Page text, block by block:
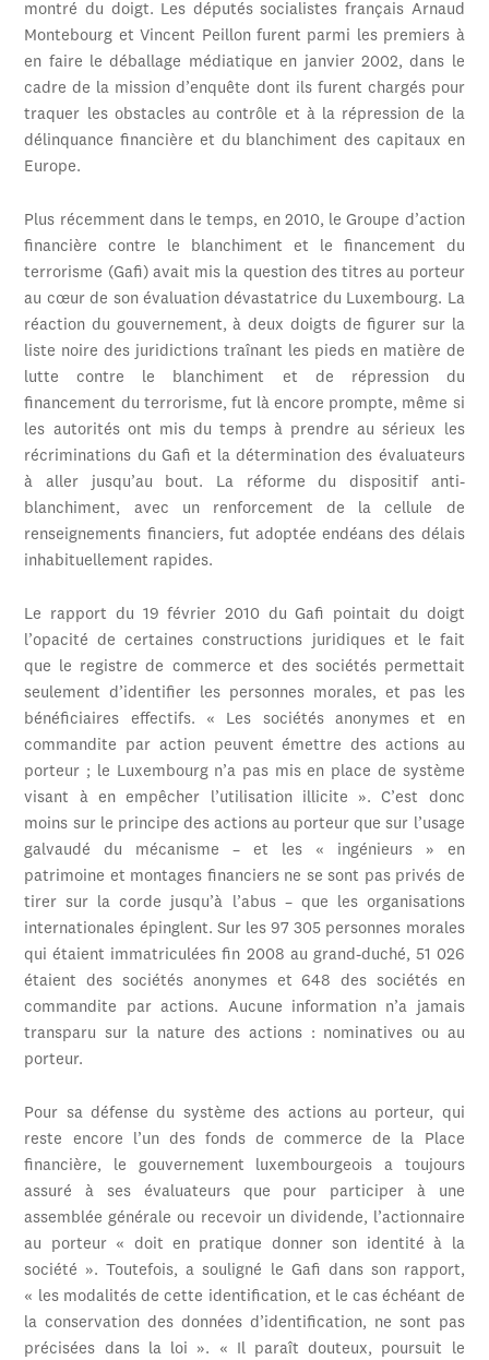
montré du doigt. Les députés socialistes français Arnaud
Montebourg et Vincent Peillon furent parmi les premiers à
en faire le déballage médiatique en janvier 2002, dans le
cadre de la mission d’enquête dont ils furent chargés pour
traquer les obstacles au contrôle et à la répression de la
délinquance financière et du blanchiment des capitaux en
Europe.
Plus récemment dans le temps, en 2010, le Groupe d’action
financière contre le blanchiment et le financement du
terrorisme (Gafi) avait mis la question des titres au porteur
au cœur de son évaluation dévastatrice du Luxembourg. La
réaction du gouvernement, à deux doigts de figurer sur la
liste noire des juridictions traînant les pieds en matière de
lutte contre le blanchiment et de répression du
financement du terrorisme, fut là encore prompte, même si
les autorités ont mis du temps à prendre au sérieux les
récriminations du Gafi et la détermination des évaluateurs
à aller jusqu’au bout. La réforme du dispositif anti-
blanchiment, avec un renforcement de la cellule de
renseignements financiers, fut adoptée endéans des délais
inhabituellement rapides.
Le rapport du 19 février 2010 du Gafi pointait du doigt
l’opacité de certaines constructions juridiques et le fait
que le registre de commerce et des sociétés permettait
seulement d’identifier les personnes morales, et pas les
bénéficiaires effectifs. « Les sociétés anonymes et en
commandite par action peuvent émettre des actions au
porteur ; le Luxembourg n’a pas mis en place de système
visant à en empêcher l’utilisation illicite ». C’est donc
moins sur le principe des actions au porteur que sur l’usage
galvaudé du mécanisme – et les « ingénieurs » en
patrimoine et montages financiers ne se sont pas privés de
tirer sur la corde jusqu’à l’abus – que les organisations
internationales épinglent. Sur les 97 305 personnes morales
qui étaient immatriculées fin 2008 au grand-duché, 51 026
étaient des sociétés anonymes et 648 des sociétés en
commandite par actions. Aucune information n’a jamais
transparu sur la nature des actions : nominatives ou au
porteur.
Pour sa défense du système des actions au porteur, qui
reste encore l’un des fonds de commerce de la Place
financière, le gouvernement luxembourgeois a toujours
assuré à ses évaluateurs que pour participer à une
assemblée générale ou recevoir un dividende, l’actionnaire
au porteur « doit en pratique donner son identité à la
société ». Toutefois, a souligné le Gafi dans son rapport,
« les modalités de cette identification, et le cas échéant de
la conservation des données d’identification, ne sont pas
précisées dans la loi ». « Il paraît douteux, poursuit le